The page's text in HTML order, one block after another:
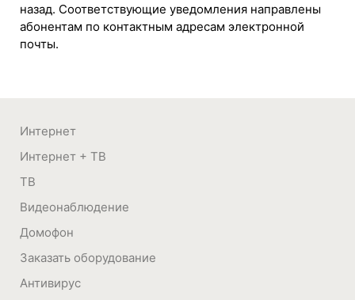
назад. Соответствующие уведомления направлены
абонентам по контактным адресам электронной
почты.
Интернет
Интернет + ТВ
ТВ
Видеонаблюдение
Домофон
Заказать оборудование
Антивирус